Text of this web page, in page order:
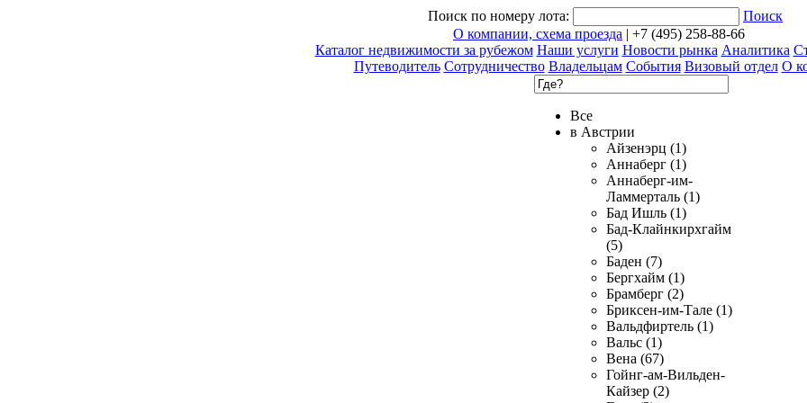
Поиск по номеру лота:
Поиск
О компании, схема проезда | +7 (495) 258-88-66
Каталог недвижимости за рубежом Наши услуги Новости рынка Аналитика
Путеводитель Сотрудничество Владельцам События Визовый отдел О
Все
в Австрии
Айзенэрц (1)
Аннаберг (1)
Аннаберг-им-
Ламмерталь (1)
Бад Ишль (1)
Бад-Клайнкирхгайм
(5)
Баден (7)
Бергхайм (1)
Брамберг (2)
Бриксен-им-Тале (1)
Вальдфиртель (1)
Вальс (1)
Вена (67)
Гойнг-ам-Вильден-
Кайзер (2)